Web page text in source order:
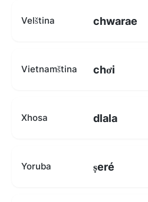
Velština chwarae
Vietnamština chơi
Xhosa dlala
Yoruba ṣeré